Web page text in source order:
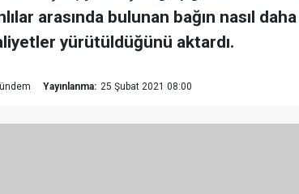
arasında bulunan bağın nasıl
yürütüldüğünü aktardı.
Yayınlanma: 25 Şubat 2021 08:00